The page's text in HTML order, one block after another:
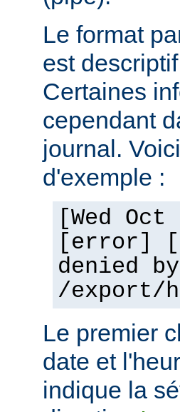
Le format
est
Certaines
cependant
journal.
d'exemple :
[Wed
[error]
denied
/export/
Le premier
date et
indique la